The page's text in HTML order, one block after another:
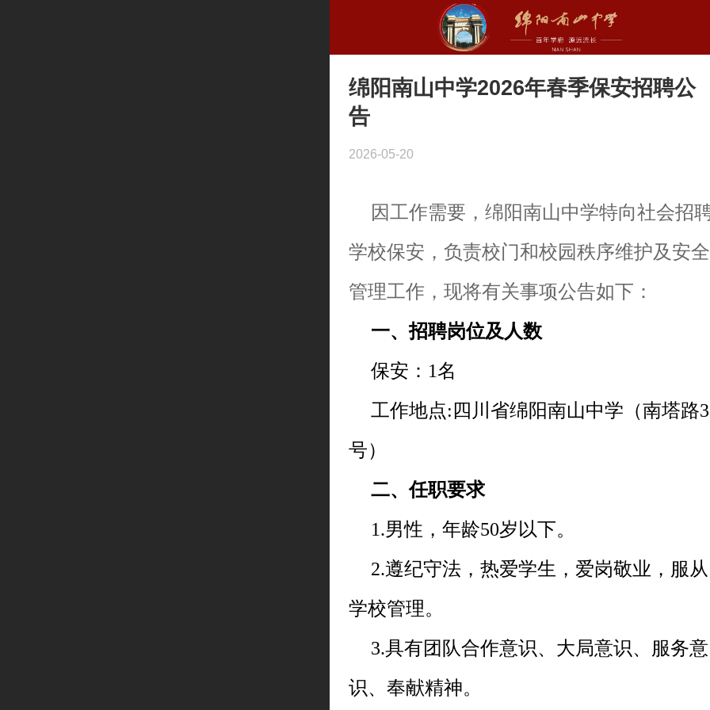
绵阳南山中学2026年春季保安招聘公
告
2026-05-20
因工作需要，绵阳南山中学特向社会招
学校保安，负责校门和校园秩序维护及安全
管理工作，现将有关事项公告如下：
一、招聘岗位及人数
保安： 1名
工作地点:四川省绵阳南山中学（南塔路3
号）
二、任职要求
1.男性，年龄50岁以下。
2.遵纪守法，热爱学生，爱岗敬业，服从
学校管理。
3.具有团队合作意识、大局意识、服务意
识、奉献精神。